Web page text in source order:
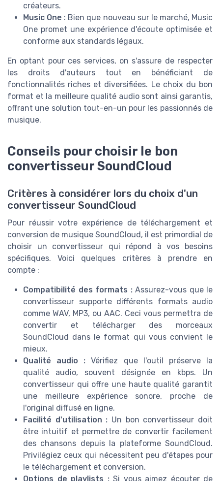
créateurs.
Music One : Bien que nouveau sur le marché, Music
One promet une expérience d'écoute optimisée et
conforme aux standards légaux.
En optant pour ces services, on s'assure de respecter
les droits d'auteurs tout en bénéficiant de
fonctionnalités riches et diversifiées. Le choix du bon
format et la meilleure qualité audio sont ainsi garantis,
offrant une solution tout-en-un pour les passionnés de
musique.
Conseils pour choisir le bon
convertisseur SoundCloud
Critères à considérer lors du choix d'un
convertisseur SoundCloud
Pour réussir votre expérience de téléchargement et
conversion de musique SoundCloud, il est primordial de
choisir un convertisseur qui répond à vos besoins
spécifiques. Voici quelques critères à prendre en
compte :
Compatibilité des formats :Assurez-vous que le
convertisseur supporte différents formats audio
comme WAV, MP3, ou AAC. Ceci vous permettra de
convertir et télécharger des morceaux
SoundCloud dans le format qui vous convient le
mieux.
Qualité audio : Vérifiez que l'outil préserve la
qualité audio, souvent désignée en kbps. Un
convertisseur qui offre une haute qualité garantit
une meilleure expérience sonore, proche de
l'original diffusé en ligne.
Facilité d'utilisation : Un bon convertisseur doit
être intuitif et permettre de convertir facilement
des chansons depuis la plateforme SoundCloud.
Privilégiez ceux qui nécessitent peu d'étapes pour
le téléchargement et conversion.
Options de playlists :Si vous aimez écouter de